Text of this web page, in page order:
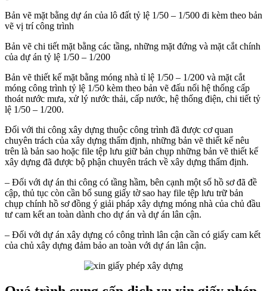
Bản vẽ mặt bằng dự án của lô đất tỷ lệ 1/50 – 1/500 đi kèm theo bản
vẽ vị trí công trình
Bản vẽ chi tiết mặt bằng các tầng, những mặt đứng và mặt cắt chính
của dự án tỷ lệ 1/50 – 1/200
Bản vẽ thiết kế mặt bằng móng nhà tỉ lệ 1/50 – 1/200 và mặt cắt
móng công trình tỷ lệ 1/50 kèm theo bản vẽ đấu nối hệ thống cấp
thoát nước mưa, xử lý nước thải, cấp nước, hệ thống điện, chi tiết tỷ
lệ 1/50 – 1/200.
Đối với thi công xây dựng thuộc công trình đã được cơ quan
chuyên trách của xây dựng thẩm định, những bản vẽ thiết kế nêu
trên là bản sao hoặc file tệp lưu giữ bản chụp những bản vẽ thiết kế
xây dựng đã được bộ phận chuyên trách về xây dựng thẩm định.
– Đối với dự án thi công có tầng hầm, bên cạnh một số hồ sơ đã đề
cập, thủ tục còn cần bổ sung giấy tờ sao hay file tệp lưu trữ bản
chụp chính hồ sơ đồng ý giải pháp xây dựng móng nhà của chủ đầu
tư cam kết an toàn dành cho dự án và dự án lân cận.
– Đối với dự án xây dựng có công trình lân cận cần có giấy cam kết
của chủ xây dựng đảm bảo an toàn với dự án lân cận.